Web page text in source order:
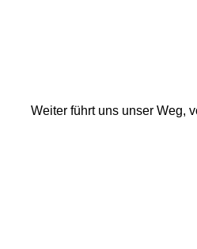
Weiter führt uns unser Weg,